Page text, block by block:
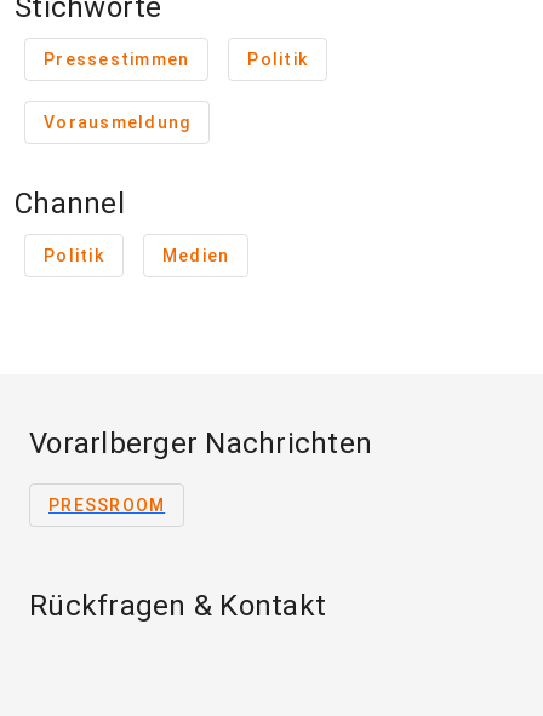
Stichworte
Pressestimmen Politik
Vorausmeldung
Channel
Politik Medien
Vorarlberger Nachrichten
PRESSROOM
Rückfragen & Kontakt